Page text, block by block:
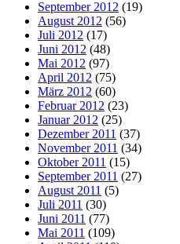
September 2012 (19)
August 2012 (56)
Juli 2012 (17)
Juni 2012 (48)
Mai 2012 (97)
April 2012 (75)
März 2012 (60)
Februar 2012 (23)
Januar 2012 (25)
Dezember 2011 (37)
November 2011 (34)
Oktober 2011 (15)
September 2011 (27)
August 2011 (5)
Juli 2011 (30)
Juni 2011 (77)
Mai 2011 (109)